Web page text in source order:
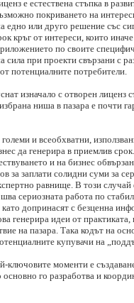
е естествена стъпка в
покриването на
или друго решение със
кръг от интереси, които
по своите
при проекти свързани с
потенциалните потребители.
изначало с отворен
ниша в пазара е почти
и всеобхватни,
да генерира в приемлив
и на бизнес
за заплати солидни суми за
равнище. В този
сериозната работа по
допринасят с безценна
генерира идеи от
на пазара. Така кодът на
купувачи на
ключовите моменти е
го разработва и